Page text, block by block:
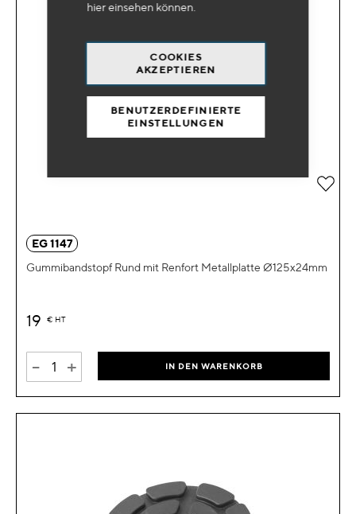
hiereinsehen können.
COOKIES
AKZEPTIEREN
BENUTZERDEFINIERTE
EINSTELLUNGEN
EG 1147
Gummibandstopf Rund mit Renfort Metallplatte Ø125x24mm
19 € HT
- + IN DEN WARENKORB
Zur